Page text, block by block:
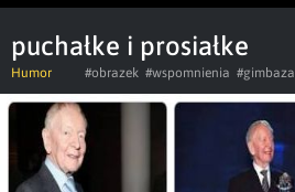
puchałke i prosiałke
Humor #obrazek #wspomnienia #gimbaza